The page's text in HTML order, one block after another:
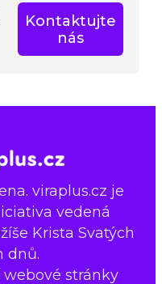
Kontaktujte
nás
viraplus.cz je
vedená
Krista Svatých
dnů.
stránky